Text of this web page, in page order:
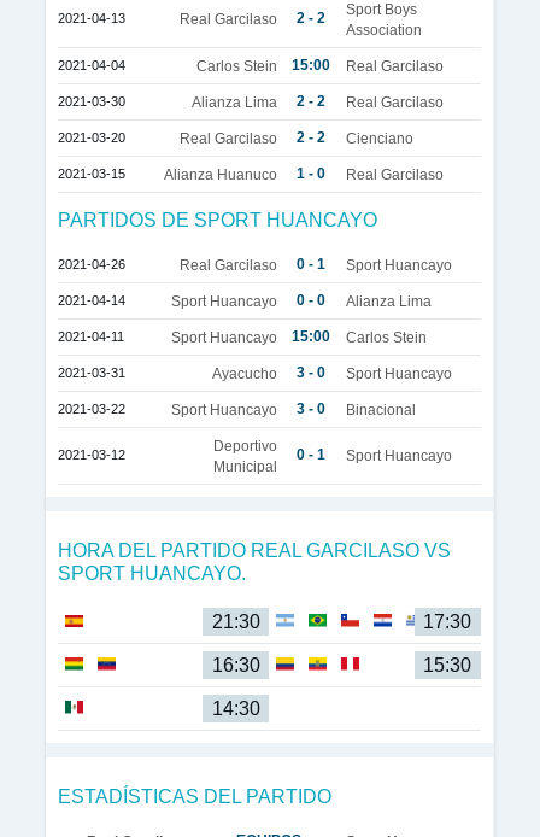
2021-04-13 Real Garcilaso 2 - 2
Sport Boys
Association
2021-04-04 Carlos Stein 15:00 Real Garcilaso
2021-03-30 Alianza Lima 2 - 2 Real Garcilaso
2021-03-20 Real Garcilaso 2 - 2 Cienciano
2021-03-15 Alianza Huanuco 1 - 0 Real Garcilaso
PARTIDOS DE SPORT HUANCAYO
2021-04-26 Real Garcilaso 0 - 1 Sport Huancayo
2021-04-14 Sport Huancayo 0 - 0 Alianza Lima
2021-04-11 Sport Huancayo 15:00 Carlos Stein
2021-03-31 Ayacucho 3 - 0 Sport Huancayo
2021-03-22 Sport Huancayo 3 - 0 Binacional
2021-03-12
Deportivo
Municipal
0 - 1 Sport Huancayo
HORA DEL PARTIDO REAL GARCILASO VS
SPORT HUANCAYO.
21:30 17:30
16:30 15:30
14:30
ESTADÍSTICAS DEL PARTIDO